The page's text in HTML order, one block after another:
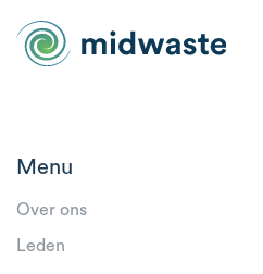
Menu
Over ons
Leden